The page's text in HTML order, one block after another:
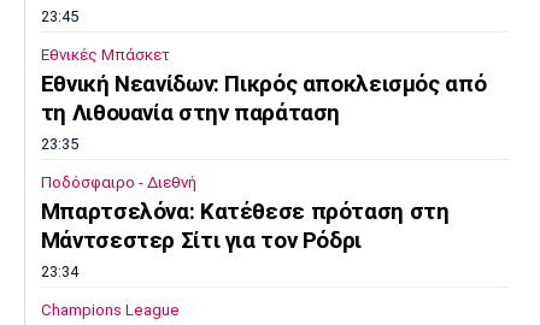
23:45
Εθνικές Μπάσκετ
Εθνική Νεανίδων: Πικρός αποκλεισμός από
τη Λιθουανία στην παράταση
23:35
Ποδόσφαιρο - Διεθνή
Μπαρτσελόνα: Κατέθεσε πρόταση στη
Μάντσεστερ Σίτι για τον Ρόδρι
23:34
Champions League